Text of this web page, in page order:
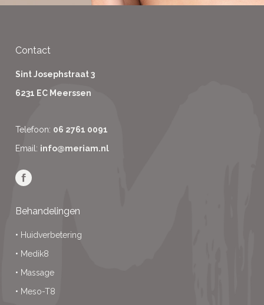
Contact
Sint Josephstraat 3
6231 EC Meerssen
Telefoon: 06 2761 0091
Email: info@meriam.nl
Behandelingen
• Huidverbetering
• Medik8
• Massage
• Meso-T8